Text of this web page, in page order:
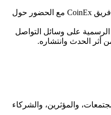
: تفاعل فريق CoinEx مع الحضور حول
على وسائل التواصل
أثر الحدث وانتشاره.
والمؤثرين، والشركاء